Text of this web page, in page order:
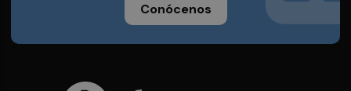
Conócenos